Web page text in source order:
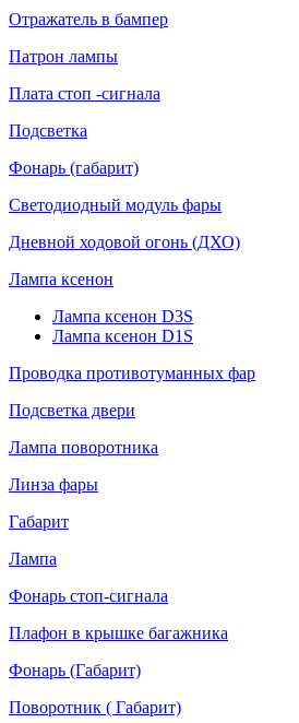
Отражатель в бампер
Патрон лампы
Плата стоп -сигнала
Подсветка
Фонарь (габарит)
Светодиодный модуль фары
Дневной ходовой огонь (ДХО)
Лампа ксенон
Лампа ксенон D3S
Лампа ксенон D1S
Проводка противотуманных фар
Подсветка двери
Лампа поворотника
Линза фары
Габарит
Лампа
Фонарь стоп-сигнала
Плафон в крышке багажника
Фонарь (Габарит)
Поворотник ( Габарит)